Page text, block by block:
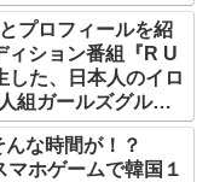
プロフィールを紹
ィション番組『R U
した、日本人のイロ
組ガールズグルー
Magnetic」がいき
な時間が！？
ホゲームで韓国１